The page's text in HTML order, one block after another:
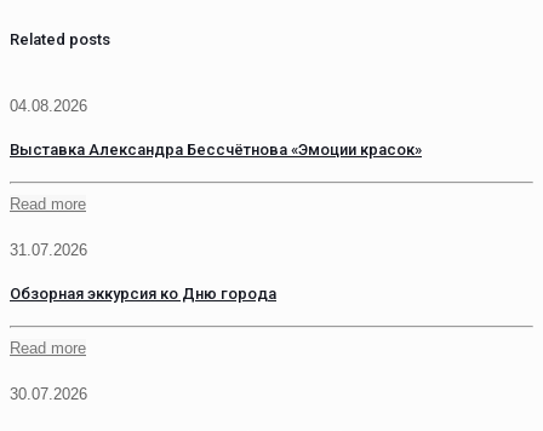
Related posts
04.08.2026
Выставка Александра Бессчётнова «Эмоции красок»
Read more
31.07.2026
Обзорная эккурсия ко Дню города
Read more
30.07.2026